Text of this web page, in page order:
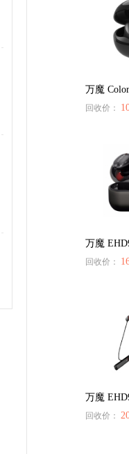
万魔
回收价：
万魔
回收价：
万魔
回收价：